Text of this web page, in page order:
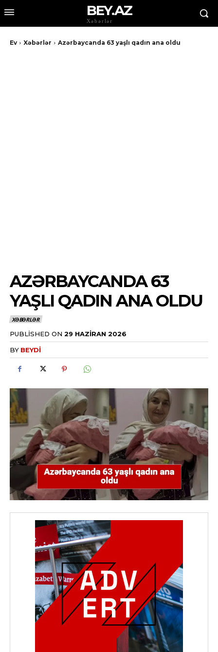
BEY.AZ
Xəbərlər
Ev Xəbərlər Azərbaycanda 63 yaşlı qadın ana oldu
AZƏRBAYCANDA 63
YAŞLI QADIN ANA OLDU
XƏBƏRLƏR
PUBLISHED ON 29 HAZIRAN 2026
BY BEYDI